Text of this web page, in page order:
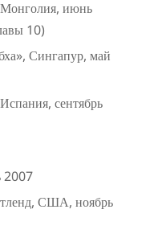
июнь
10)
Сингапур, май
сентябрь
2007
США, ноябрь